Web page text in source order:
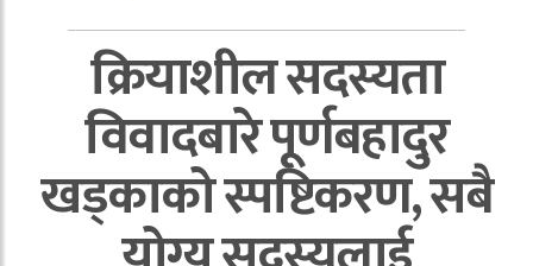
क्रियाशील सदस्यता
विवादबारे पूर्णबहादुर
खड्काको स्पष्टिकरण, सबै